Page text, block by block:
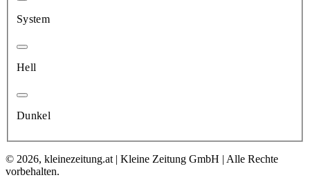
System
Hell
Dunkel
© 2026, kleinezeitung.at | Kleine Zeitung GmbH | Alle Rechte
vorbehalten.